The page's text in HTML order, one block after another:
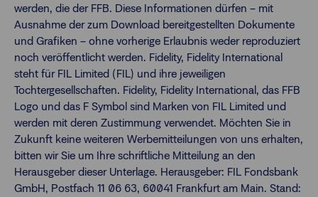
werden, die der FFB. Diese Informationen dürfen – mit
Ausnahme der zum Download bereitgestellten Dokumente
und Grafiken – ohne vorherige Erlaubnis weder reproduziert
noch veröffentlicht werden. Fidelity, Fidelity International
steht für FIL Limited (FIL) und ihre jeweiligen
Tochtergesellschaften. Fidelity, Fidelity International, das FFB
Logo und das F Symbol sind Marken von FIL Limited und
werden mit deren Zustimmung verwendet. Möchten Sie in
Zukunft keine weiteren Werbemitteilungen von uns erhalten,
bitten wir Sie um Ihre schriftliche Mitteilung an den
Herausgeber dieser Unterlage. Herausgeber: FIL Fondsbank
GmbH, Postfach 11 06 63, 60041 Frankfurt am Main. Stand: